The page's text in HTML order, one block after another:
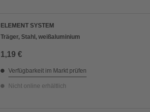
ELEMENT SYSTEM
Träger, Stahl, weißaluminium
1,19 €
Verfügbarkeit im Markt prüfen
Nicht online erhältlich